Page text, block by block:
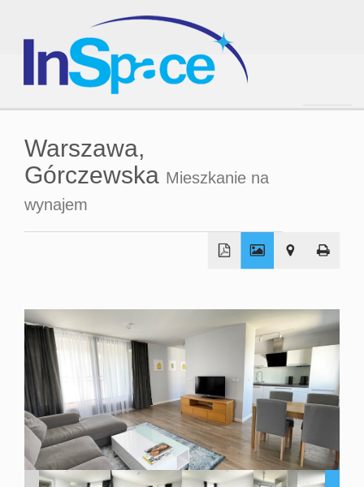
O
firmie
Oferta
Domy
Warszawa,
Górczewska Mieszkanie na
wynajem